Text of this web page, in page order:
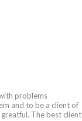
problems
and to be a client of
The best client